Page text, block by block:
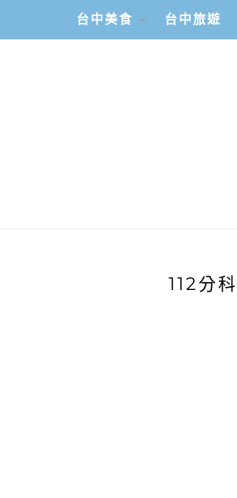
台中美食 台中旅遊
112分